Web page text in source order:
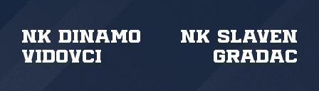
NK Dinamo
Vidovci
NK Slaven
Gradac